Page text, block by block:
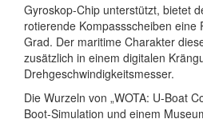
Gyroskop-Chip unterstützt, bietet
rotierende Kompassscheiben eine
Grad. Der maritime Charakter
zusätzlich in einem digitalen
Drehgeschwindigkeitsmesser.
Die Wurzeln von „WOTA: U-Boat
Boot-Simulation und einem